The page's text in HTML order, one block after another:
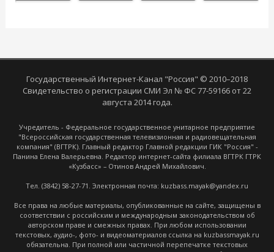
Государственный Интернет-Канал "Россия" © 2010–2018
Свидетельство о регистрации СМИ Эл № ФС 77-59166 от 22
августа 2014 года.
Учредитель - Федеральное государственное унитарное предприятие
"Всероссийская государственная телевизионная и радиовещательная
компания" (ВГТРК). Главный редактор Главной редакции ГИК "Россия" -
Панина Елена Валерьевна. Редактор интернет-сайта филиала ВГТРК ГТРК
«Кузбасс» – Отинов Андрей Михайлович.
Тел. (3842) 58-27-71. Электронная почта: kuzbass.mayak@yandex.ru
Все права на любые материалы, опубликованные на сайте, защищены в
соответствии с российским и международным законодательством об
авторском праве и смежных правах. При любом использовании
текстовых, аудио-, фото- и видеоматериалов ссылка на kuzbassmayak.ru
обязательна. При полной или частичной перепечатке текстовых